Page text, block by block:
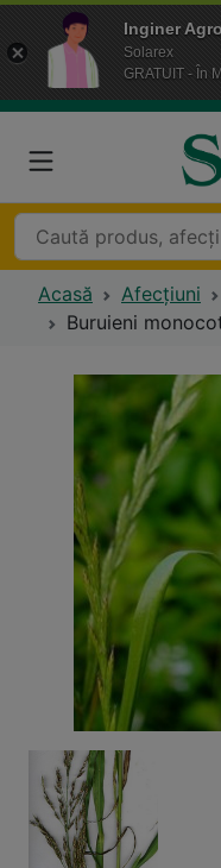
Inginer
Solarex
GRATUIT - În
Acasă Afecțiuni
Buruieni